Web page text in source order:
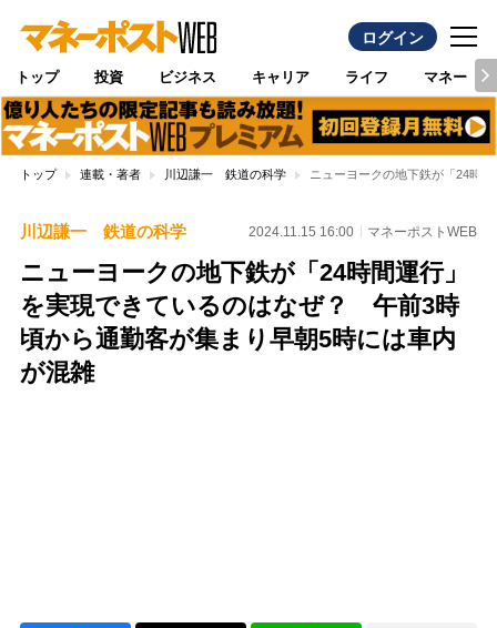
ログイン
トップ 投資 ビジネス キャリア ライフ マネー
トップ 連載・著者 川辺謙一 鉄道の科学 ニューヨークの地下鉄が「24時
川辺謙一 鉄道の科学 2024.11.15 16:00 マネーポストWEB
ニューヨークの地下鉄が「24時間運行」
を実現できているのはなぜ？ 午前3時
頃から通勤客が集まり早朝5時には車内
が混雑